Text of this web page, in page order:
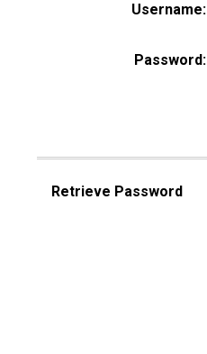
Username:
Password:
Retrieve Password